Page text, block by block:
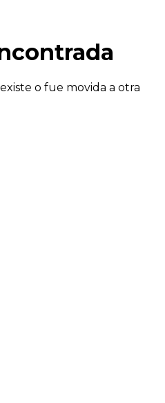
o fue movida a otra